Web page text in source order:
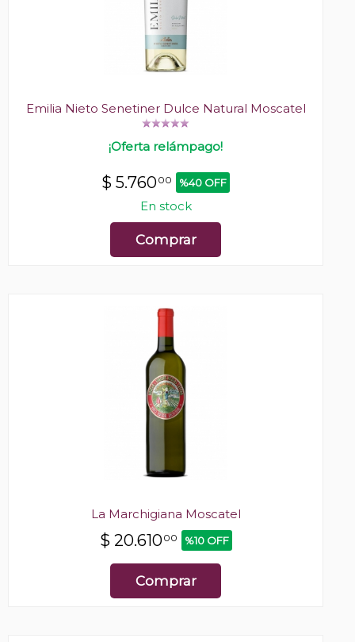
Emilia Nieto Senetiner Dulce Natural Moscatel
¡Oferta relámpago!
$ 5.76000 %40 OFF
En stock
Comprar
La Marchigiana Moscatel
$ 20.61000 %10 OFF
Comprar